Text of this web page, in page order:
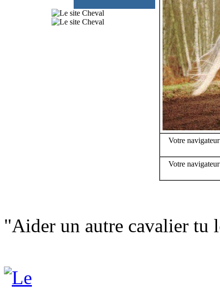
Votre
Votre
"Aider un autre cavalier tu